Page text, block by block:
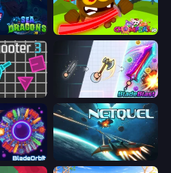
Chompers.io
3 BladeBlast.io
Netquel